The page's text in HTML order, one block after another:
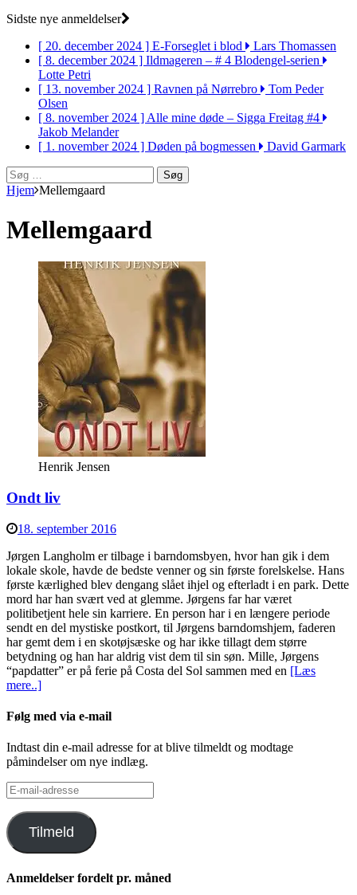
Sidste nye anmeldelser
[ 20. december 2024 ] E-Forseglet i blod
Lars Thomassen
[ 8. december 2024 ] Ildmageren – # 4 Blodengel-serien
Lotte Petri
[ 13. november 2024 ] Ravnen på Nørrebro
Tom Peder
Olsen
[ 8. november 2024 ]Alle mine døde – Sigga Freitag #4
Jakob Melander
[ 1. november 2024 ] Døden på bogmessen
David Garmark
Søg
efter:
Hjem Mellemgaard
Mellemgaard
Henrik Jensen
Ondt liv
18. september 2016
Jørgen Langholm er tilbage i barndomsbyen, hvor han gik i dem
lokale skole, havde de bedste venner og sin første forelskelse. Hans
første kærlighed blev dengang slået ihjel og efterladt i en park. Dette
mord har han svært ved at glemme. Jørgens far har været
politibetjent hele sin karriere. En person har i en længere periode
sendt en del mystiske postkort, til Jørgens barndomshjem, faderen
har gemt dem i en skotøjsæske og har ikke tillagt dem større
betydning og han har aldrig vist dem til sin søn. Mille, Jørgens
“papdatter” er på ferie på Costa del Sol sammen med en [Læs
mere..]
Følg med via e-mail
Indtast din e-mail adresse for at blive tilmeldt og modtage
påmindelser om nye indlæg.
E-
mail-
adresse
Tilmeld
Anmeldelser fordelt pr. måned